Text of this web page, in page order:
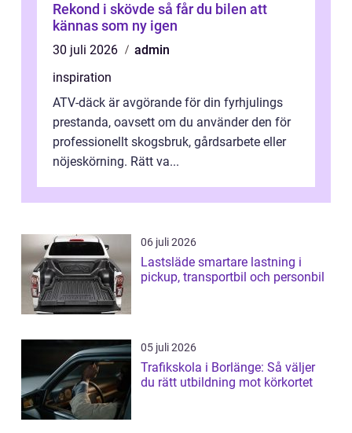
Rekond i skövde så får du bilen att
kännas som ny igen
30 juli 2026
admin
inspiration
ATV-däck är avgörande för din fyrhjulings
prestanda, oavsett om du använder den för
professionellt skogsbruk, gårdsarbete eller
nöjeskörning. Rätt va...
06 juli 2026
Lastsläde smartare lastning i
pickup, transportbil och personbil
05 juli 2026
Trafikskola i Borlänge: Så väljer
du rätt utbildning mot körkortet